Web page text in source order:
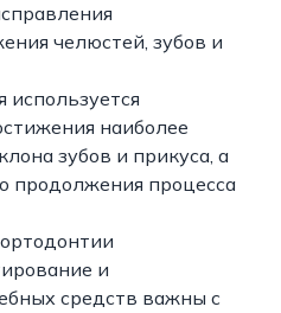
челюстей, зубов и
наиболее
зубов и прикуса, а
продолжения процесса
и
средств важны с